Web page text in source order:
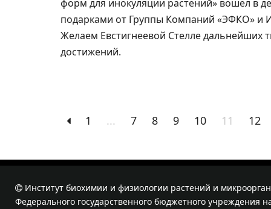
форм для инокуляции растений» вошел в
подарками от Группы Компаний «ЭФКО» и
Желаем Евстигнеевой Стелле дальнейших
достижений.
1 ... 7 8 9 10 11 12
Институт биохимии и физиологии растений и
Федерального государственного бюджетного учреждения